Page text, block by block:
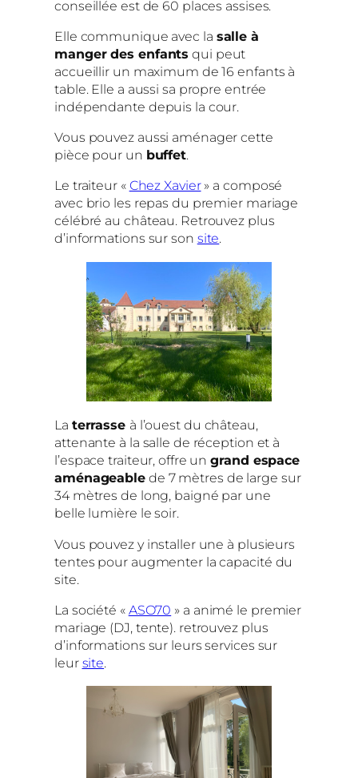
conseillée est de 60 places assises.
Elle communique avec la salle à
manger des enfants qui peut
accueillir un maximum de 16 enfants à
table. Elle a aussi sa propre entrée
indépendante depuis la cour.
Vous pouvez aussi aménager cette
pièce pour un buffet.
Le traiteur « Chez Xavier» a composé
avec brio les repas du premier mariage
célébré au château. Retrouvez plus
d’informations sur son site.
La terrasse à l’ouest du château,
attenante à la salle de réception et à
l’espace traiteur, offre ungrand espace
aménageablede 7 mètres de large sur
34 mètres de long, baigné par une
belle lumière le soir.
Vous pouvez y installer une à plusieurs
tentes pour augmenter la capacité du
site.
La société « ASO70 » a animé le premier
mariage (DJ, tente). retrouvez plus
d’informations sur leurs services sur
leur site.